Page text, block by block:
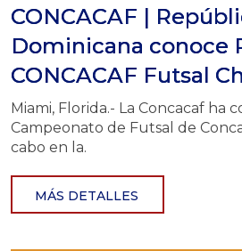
CONCACAF |
Dominicana conoce
CONCACAF Futsal
Miami, Florida.- La Concacaf ha
Campeonato de Futsal de
cabo en la.
MÁS DETALLES